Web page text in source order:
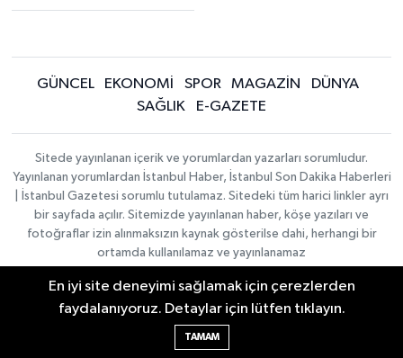
GÜNCEL EKONOMİ SPOR MAGAZİN
DÜNYA
SAĞLIK
E-GAZETE
Sitede yayınlanan içerik ve yorumlardan yazarları sorumludur.
Yayınlanan yorumlardan İstanbul Haber, İstanbul Son Dakika Haberleri
| İstanbul Gazetesi sorumlu tutulamaz. Sitedeki tüm harici linkler ayrı
bir sayfada açılır. Sitemizde yayınlanan haber, köşe yazıları ve
fotoğraflar izin alınmaksızın kaynak gösterilse dahi, herhangi bir
ortamda kullanılamaz ve yayınlanamaz
İletişim
Künye
KURUMSAL
Haber Yazılımı:TE Bilişim |
Copyright © 2026
En iyi site deneyimi sağlamak için çerezlerden
faydalanıyoruz. Detaylar için lütfen tıklayın.
TAMAM